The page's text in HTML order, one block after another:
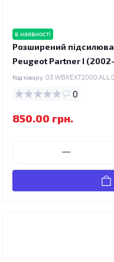
в наявності
Розширений
Peugeot Partner I
Код товару:
0
850.00 грн.